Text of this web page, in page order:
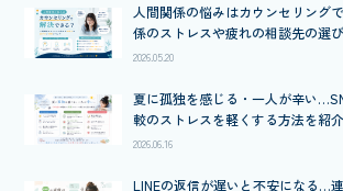
人間関係の悩みはカウンセリング
係のストレスや疲れの相談先の選
2026.05.20
夏に孤独を感じる・一人が辛い
較のストレスを軽くする方法を紹介
2026.06.16
LINEの返信が遅いと不安になる…